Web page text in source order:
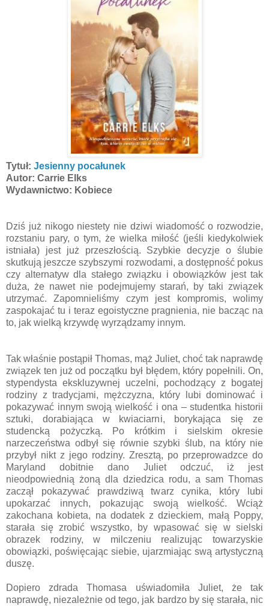
Tytuł: Jesienny pocałunek
Autor: Carrie Elks
Wydawnictwo: Kobiece
Dziś już nikogo niestety nie dziwi wiadomość o rozwodzie,
rozstaniu pary, o tym, że wielka miłość (jeśli kiedykolwiek
istniała) jest już przeszłością. Szybkie decyzje o ślubie
skutkują jeszcze szybszymi rozwodami, a dostępność pokus
czy alternatyw dla stałego związku i obowiązków jest tak
duża, że nawet nie podejmujemy starań, by taki związek
utrzymać. Zapomnieliśmy czym jest kompromis, wolimy
zaspokajać tu i teraz egoistyczne pragnienia, nie bacząc na
to, jak wielką krzywdę wyrządzamy innym.
Tak właśnie postąpił Thomas, mąż Juliet, choć tak naprawdę
związek ten już od początku był błędem, który popełnili. On,
stypendysta ekskluzywnej uczelni, pochodzący z bogatej
rodziny z tradycjami, mężczyzna, który lubi dominować i
pokazywać innym swoją wielkość i ona – studentka historii
sztuki, dorabiająca w kwiaciarni, borykająca się ze
studencką pożyczką. Po krótkim i sielskim okresie
narzeczeństwa odbył się równie szybki ślub, na który nie
przybył nikt z jego rodziny. Zresztą, po przeprowadzce do
Maryland dobitnie dano Juliet odczuć, iż jest
nieodpowiednią żoną dla dziedzica rodu, a sam Thomas
zaczął pokazywać prawdziwą twarz cynika, który lubi
upokarzać innych, pokazując swoją wielkość. Wciąż
zakochana kobieta, na dodatek z dzieckiem, małą Poppy,
starała się zrobić wszystko, by wpasować się w sielski
obrazek rodziny, w milczeniu realizując towarzyskie
obowiązki, poświęcając siebie, ujarzmiając swą artystyczną
duszę.
Dopiero zdrada Thomasa uświadomiła Juliet, że tak
naprawdę, niezależnie od tego, jak bardzo by się starała, nic